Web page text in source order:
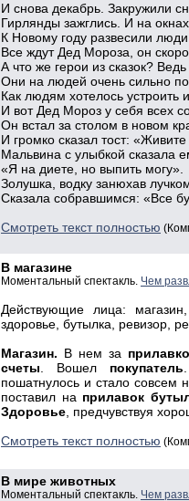
И снова декабрь. Закружили
Гирлянды зажглись. И на
К Новому году развесили
Все ждут Дед Мороза, он
А что же герои из сказок?
Они на людей очень сильно
Как людям хотелось устроить
И вот Дед Мороз у себя всех
Он встал за столом в новом
И громко сказал тост: «Живите
Мальвина с улыбкой сказала
«Я на диете, но выпить могу».
Золушка, водку занюхав
Сказала собравшимся: «Все
Смотреть текст полностью
В магазине
Моментальный спектакль. Чем
Действующие лица:
здоровье, бутылка, ревизор,
Магазин. В нем за
счеты . Вошел покупатель
пошатнулось и стало
поставил на прилавок
Здоровье , предчувствуя
Смотреть текст полностью
В мире животных
Моментальный спектакль. Чем